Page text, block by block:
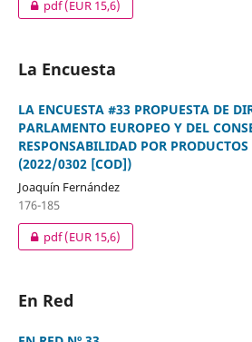
pdf(EUR 15,6)
La Encuesta
LA ENCUESTA #33 PROPUESTA DE
PARLAMENTO EUROPEO Y DEL
RESPONSABILIDAD POR PRODUCTOS
(2022/0302 [COD])
Joaquín Fernández
176-185
pdf(EUR 15,6)
En Red